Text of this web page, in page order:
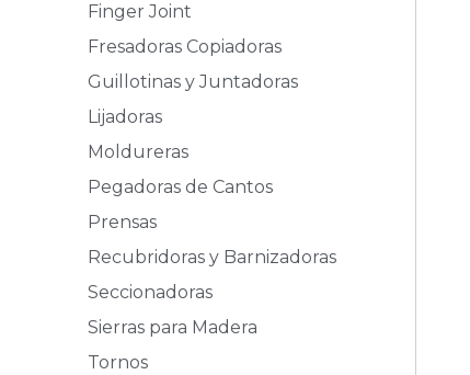
Finger Joint
Fresadoras Copiadoras
Guillotinas y Juntadoras
Lijadoras
Moldureras
Pegadoras de Cantos
Prensas
Recubridoras y Barnizadoras
Seccionadoras
Sierras para Madera
Tornos